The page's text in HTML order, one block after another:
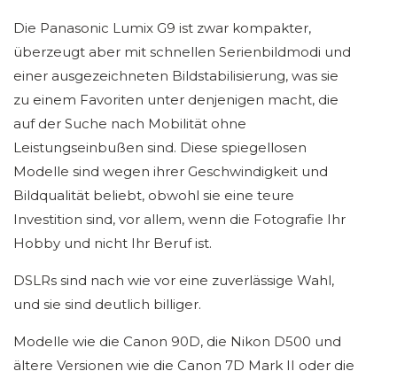
Die Panasonic Lumix G9 ist zwar kompakter,
überzeugt aber mit schnellen Serienbildmodi und
einer ausgezeichneten Bildstabilisierung, was sie
zu einem Favoriten unter denjenigen macht, die
auf der Suche nach Mobilität ohne
Leistungseinbußen sind. Diese spiegellosen
Modelle sind wegen ihrer Geschwindigkeit und
Bildqualität beliebt, obwohl sie eine teure
Investition sind, vor allem, wenn die Fotografie Ihr
Hobby und nicht Ihr Beruf ist.
DSLRs sind nach wie vor eine zuverlässige Wahl,
und sie sind deutlich billiger.
Modelle wie die Canon 90D, die Nikon D500 und
ältere Versionen wie die Canon 7D Mark II oder die